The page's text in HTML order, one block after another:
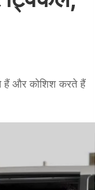
हैं और कोशिश करते हैं